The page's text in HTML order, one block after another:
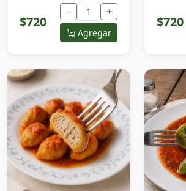
$720
− +
Agregar
$720